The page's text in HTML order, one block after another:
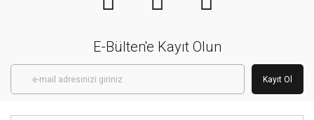
E-Bülten'e Kayıt Olun
Kayıt Ol